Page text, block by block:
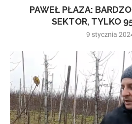
PAWEŁ PŁAZA:
SEKTOR, TYLKO
9 stycznia